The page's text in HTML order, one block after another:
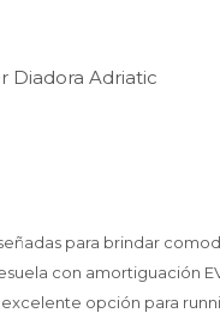
Diadora Adriatic
para brindar
con amortiguación
opción para